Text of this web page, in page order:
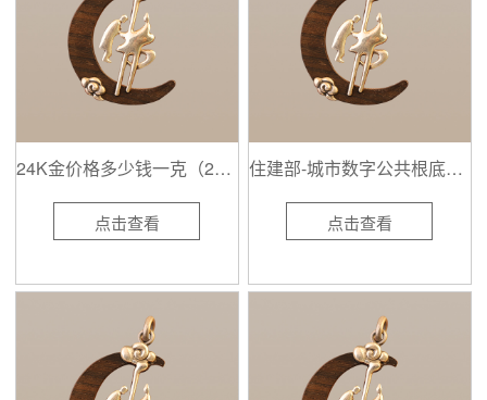
24K金价格多少钱一克（2024年10月28日）
点击查看
住建部-城市数字公共根底设施标准系统2024
点击查看